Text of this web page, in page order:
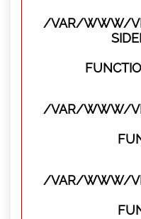
/VAR/WWW/
/VAR/WWW/
/VAR/WWW/